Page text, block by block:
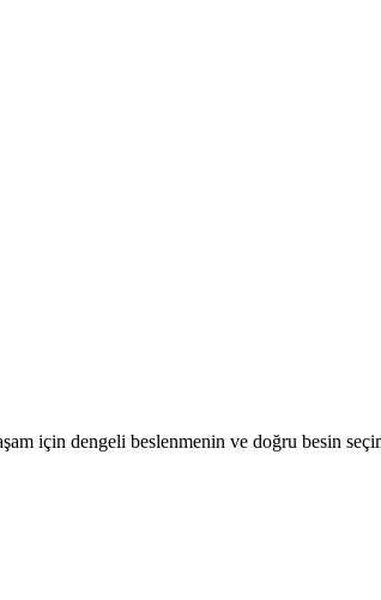
için dengeli beslenmenin ve doğru besin